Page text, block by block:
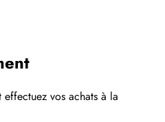
vos achats à la